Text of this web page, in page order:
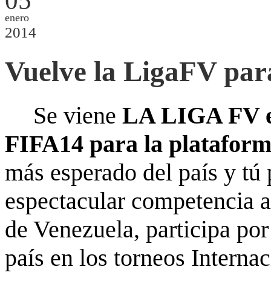
enero
2014
Vuelve la LigaFV
Se vieneLA LIGA FV
FIFA14 para la
más esperado del país y tú
espectacular competencia
de Venezuela, participa
país en los torneos